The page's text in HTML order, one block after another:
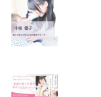
りますように
2026.01.06